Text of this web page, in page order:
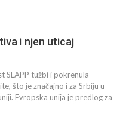
i njen uticaj
SLAPP tužbi i pokrenula
što je značajno i za Srbiju u
Evropska unija je predlog za